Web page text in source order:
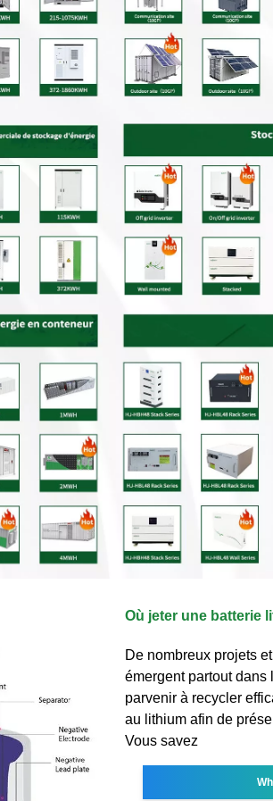
Où jeter une batterie
De nombreux projets
émergent partout dans
parvenir à recycler
au lithium afin de
Vous savez